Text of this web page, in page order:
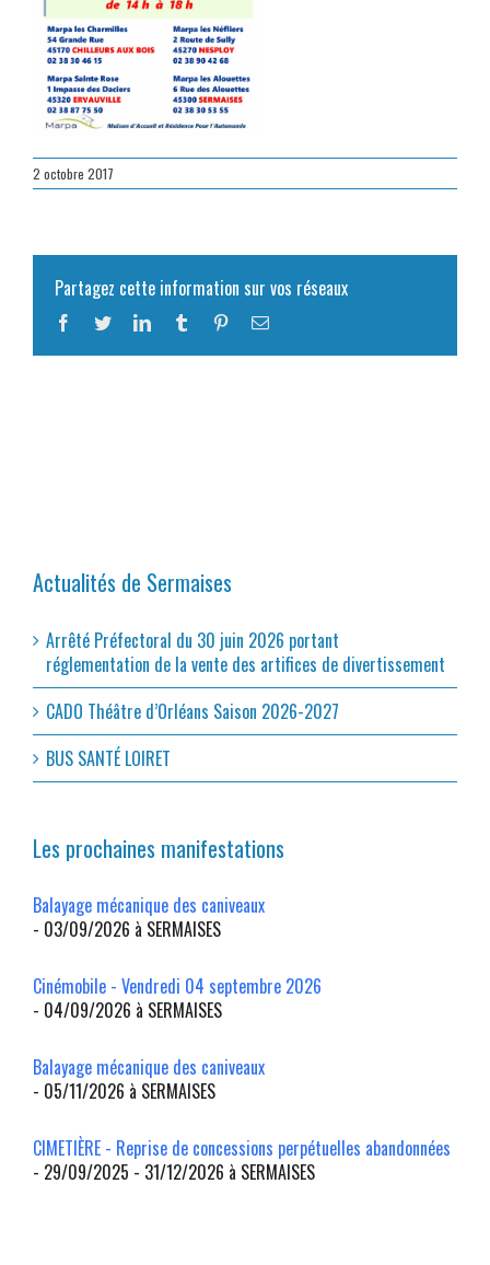
2 octobre 2017
Partagez cette information sur vos réseaux
Facebook
TwitterLinkedInTumblr PinterestEmail
Actualités de Sermaises
Arrêté Préfectoral du 30 juin 2026 portant
réglementation de la vente des artifices de divertissement
CADO Théâtre d’Orléans Saison 2026-2027
BUS SANTÉ LOIRET
Les prochaines manifestations
Balayage mécanique des caniveaux
- 03/09/2026 à SERMAISES
Cinémobile - Vendredi 04 septembre 2026
- 04/09/2026 à SERMAISES
Balayage mécanique des caniveaux
- 05/11/2026 à SERMAISES
CIMETIÈRE - Reprise de concessions perpétuelles abandonnées
- 29/09/2025 - 31/12/2026 à SERMAISES